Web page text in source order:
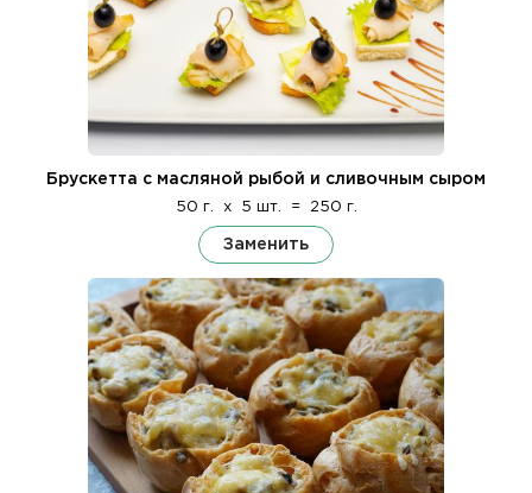
Брускетта с масляной рыбой и сливочным сыром
50 г. x 5 шт. = 250 г.
Заменить